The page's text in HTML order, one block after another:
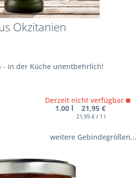
Okzitanien
- in der Küche unentbehrlich!
Derzeit nicht verfügbar
1.00 l 21,95 €
21,95 € / 1 l
weitere Gebindegrößen...